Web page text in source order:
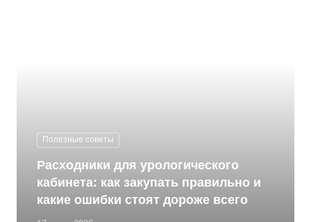
Полезные советы
Расходники для урологического
кабинета: как закупать правильно и
какие ошибки стоят дороже всего